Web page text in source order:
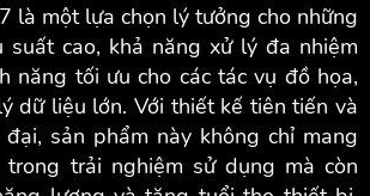
là một lựa chọn lý tưởng cho những
suất cao, khả năng xử lý đa nhiệm
năng tối ưu cho các tác vụ đồ họa,
dữ liệu lớn. Với thiết kế tiên tiến và
sản phẩm này không chỉ mang
trải nghiệm sử dụng mà còn